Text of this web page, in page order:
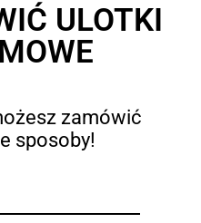
ULOTKI
zamówić
sposoby!